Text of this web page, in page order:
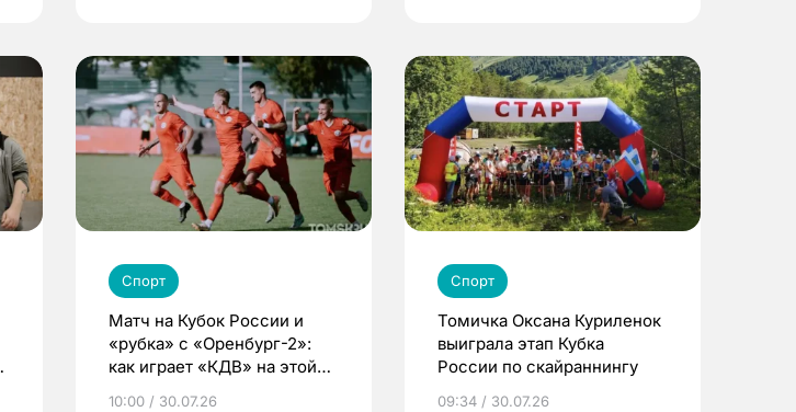
Спорт
Матч на Кубок России и
«рубка» с «Оренбург-2»:
как играет «КДВ» на этой
10:00 / 30.07.26
Спорт
Томичка Оксана Куриленок
выиграла этап Кубка
России по скайраннингу
09:34 / 30.07.26